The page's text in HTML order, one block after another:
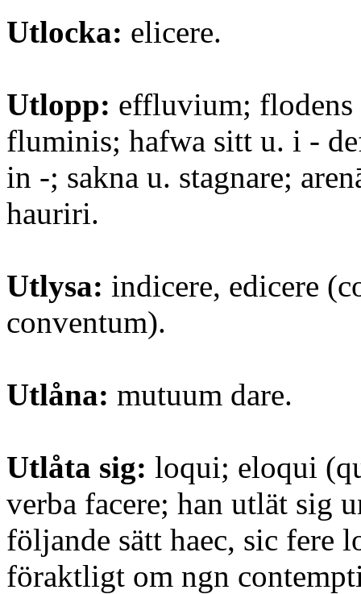
Utlocka: elicere.
Utlopp: effluvium; flodens
fluminis; hafwa sitt u. i -
in -; sakna u. stagnare;
hauriri.
Utlysa: indicere, edicere
conventum).
Utlåna: mutuum dare.
Utlåta sig: loqui; eloqui
verba facere; han utlät sig
följande sätt haec, sic fere
föraktligt om ngn